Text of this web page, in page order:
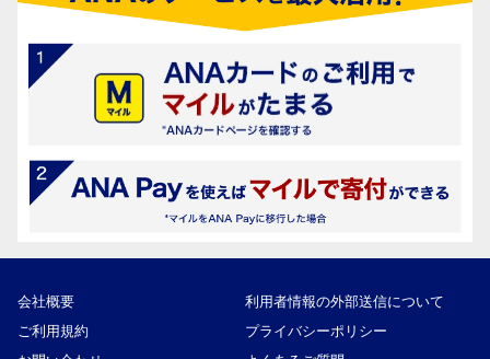
会社概要
利用者情報の外部送信について
ご利用規約
プライバシーポリシー